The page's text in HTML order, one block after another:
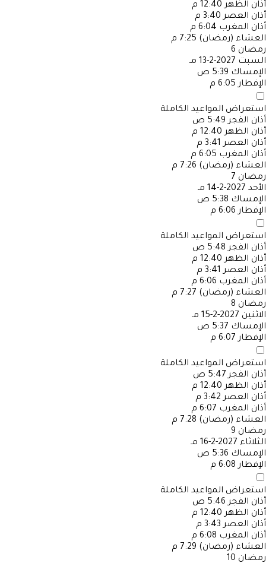
أذان الظهر 12:40 م
أذان العصر 3:40 م
أذان المغرب 6:04 م
العشاء (رمضان) 7:25 م
رمضان 6
السبت 2027-2-13 مـ
الإمساك 5:39 ص
الإفطار 6:05 م
استعراض المواعيد الكاملة
أذان الفجر 5:49 ص
أذان الظهر 12:40 م
أذان العصر 3:41 م
أذان المغرب 6:05 م
العشاء (رمضان) 7:26 م
رمضان 7
الأحد 2027-2-14 مـ
الإمساك 5:38 ص
الإفطار 6:06 م
استعراض المواعيد الكاملة
أذان الفجر 5:48 ص
أذان الظهر 12:40 م
أذان العصر 3:41 م
أذان المغرب 6:06 م
العشاء (رمضان) 7:27 م
رمضان 8
الاثنين 2027-2-15 مـ
الإمساك 5:37 ص
الإفطار 6:07 م
استعراض المواعيد الكاملة
أذان الفجر 5:47 ص
أذان الظهر 12:40 م
أذان العصر 3:42 م
أذان المغرب 6:07 م
العشاء (رمضان) 7:28 م
رمضان 9
الثلاثاء 2027-2-16 مـ
الإمساك 5:36 ص
الإفطار 6:08 م
استعراض المواعيد الكاملة
أذان الفجر 5:46 ص
أذان الظهر 12:40 م
أذان العصر 3:43 م
أذان المغرب 6:08 م
العشاء (رمضان) 7:29 م
رمضان 10